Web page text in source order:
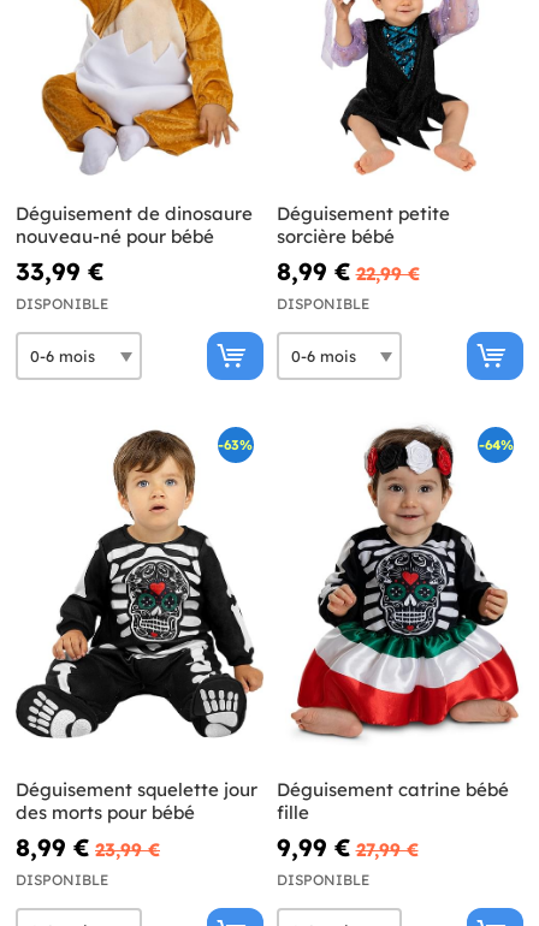
Déguisement de dinosaure
nouveau-né pour bébé
33,99 €
DISPONIBLE
Déguisement petite
sorcière bébé
8,99 € 22,99 €
DISPONIBLE
-63%
Déguisement squelette jour
des morts pour bébé
8,99 € 23,99 €
DISPONIBLE
-64%
Déguisement catrine bébé
fille
9,99 € 27,99 €
DISPONIBLE